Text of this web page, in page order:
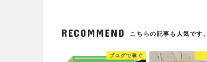
RECOMMEND こちらの記事も人気です。
ブログで稼ぐ